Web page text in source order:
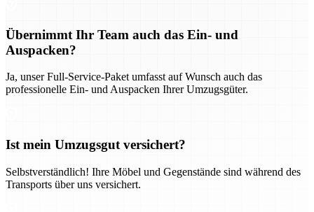
Übernimmt Ihr Team auch das Ein- und
Auspacken?
Ja, unser Full-Service-Paket umfasst auf Wunsch auch das
professionelle Ein- und Auspacken Ihrer Umzugsgüter.
Ist mein Umzugsgut versichert?
Selbstverständlich! Ihre Möbel und Gegenstände sind während des
Transports über uns versichert.